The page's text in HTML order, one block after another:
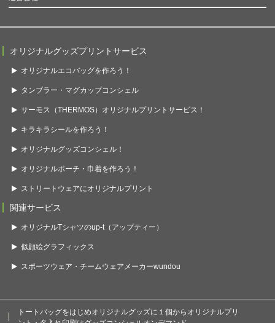
オリジナルグッズプリントサービス
オリジナルエコバッグを作ろう！
タンブラー・マグカップコンシェル
サーモス（THERMOS）オリジナルプリントサービス！
キラキラシールを作ろう！
オリジナルグッズコンシェル！
オリジナルポーチ・巾着を作ろう！
ストリートウェアにオリジナルプリント
関連サービス
オリジナルTシャツのup-t（アップティー）
似顔絵グラフィックス
スポーツウェア・チームウェアメーカーwundou
トートバッグをはじめオリジナルグッズに１個からオリジナルプリ